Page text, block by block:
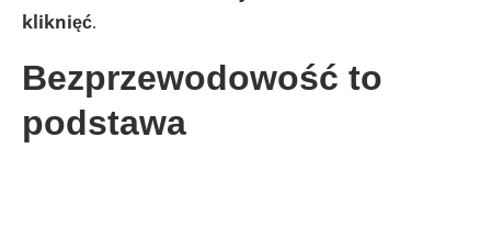
kliknięć.
Bezprzewodowość to
podstawa